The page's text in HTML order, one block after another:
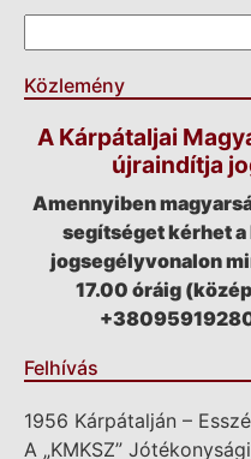
Keresés űrlap
Közlemény
A Kárpátaljai
újraindítja
Amennyiben
segítséget kérhet
jogsegélyvonalon
17.00 óráig
Felhívás
1956 Kárpátalján –
A „KMKSZ”